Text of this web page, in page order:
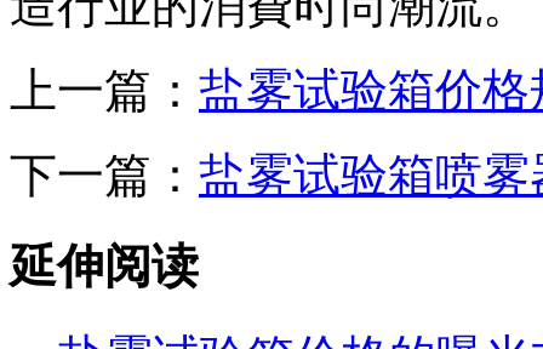
上一篇： 盐雾试验箱价格
下一篇： 盐雾试验箱喷雾
延伸阅读